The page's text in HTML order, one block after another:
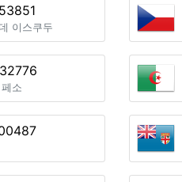
이스쿠두
소